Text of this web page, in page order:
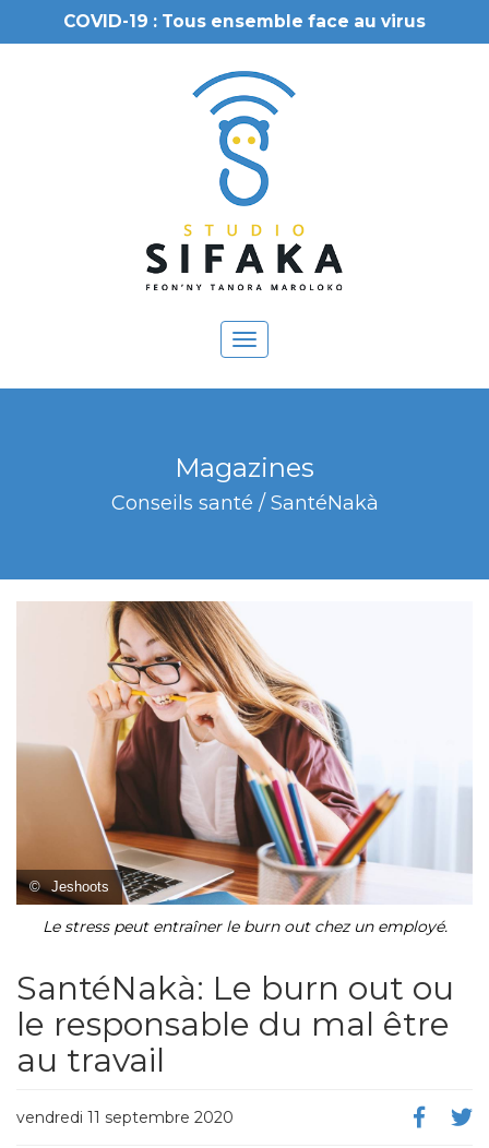
COVID-19 : Tous ensemble face au virus
Toggle
navigation
Magazines
Conseils santé / SantéNakà
© Jeshoots
Le stress peut entraîner le burn out chez un employé.
SantéNakà: Le burn out ou
le responsable du mal être
au travail
vendredi 11 septembre 2020